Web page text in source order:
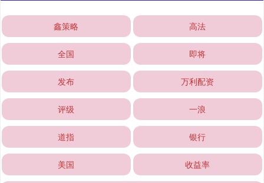
鑫策略 高法
全国 即将
发布 万利配资
评级 一浪
道指 银行
美国 收益率